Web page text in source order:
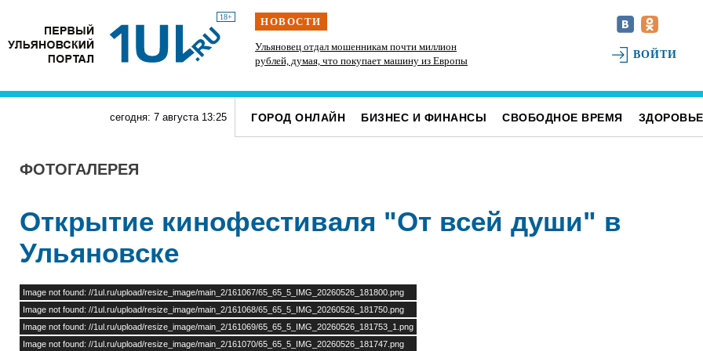
18+ НОВОСТИ
«Ульяновскэнерго» передали под управление
нового лидера из Чувашии
Ульяновец отдал мошенникам почти миллион
рублей, думая, что покупает машину из Европы
На Центральном пляже Ульяновска
асфальтируют дорожку к большому бассейну
ВОЙТИ
сегодня: 7 августа 13:25 ГОРОД ОНЛАЙН БИЗНЕС И ФИНАНСЫ СВОБОДНОЕ ВРЕМЯ ЗДОРОВЬЕ
ФОТОГАЛЕРЕЯ
Открытие кинофестиваля "От всей души" в
Ульяновске
Image not found: //1ul.ru/upload/resize_image/main_2/161067/65_65_5_IMG_20260526_181800.png
Image not found: //1ul.ru/upload/resize_image/main_2/161068/65_65_5_IMG_20260526_181750.png
Image not found: //1ul.ru/upload/resize_image/main_2/161069/65_65_5_IMG_20260526_181753_1.png
Image not found: //1ul.ru/upload/resize_image/main_2/161070/65_65_5_IMG_20260526_181747.png